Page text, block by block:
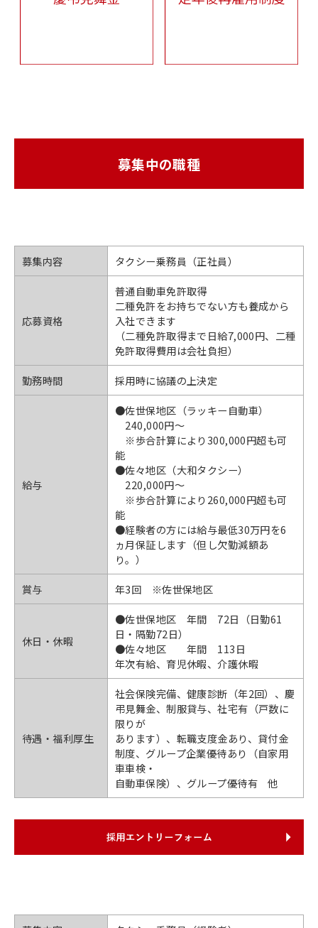
募集中の職種
募集内容 タクシー乗務員（正社員）
応募資格
普通自動車免許取得
二種免許をお持ちでない方も養成から
入社できます
（二種免許取得まで日給7,000円、二種
免許取得費用は会社負担）
勤務時間
採用時に協議の上決定
給与
●佐世保地区（ラッキー自動車）
240,000円〜
※歩合計算により300,000円超も可
能
●佐々地区（大和タクシー）
220,000円〜
※歩合計算により260,000円超も可
能
●経験者の方には給与最低30万円を6
ヵ月保証します（但し欠勤減額あ
り。）
賞与
年3回 ※佐世保地区
休日・休暇
●佐世保地区 年間 72日（日勤61
日・隔勤72日）
●佐々地区 年間 113日
年次有給、育児休暇、介護休暇
待遇・福利厚生
社会保険完備、健康診断（年2回）、慶
弔見舞金、制服貸与、社宅有（戸数に
限りが
あります）、転職支度金あり、貸付金
制度、グループ企業優待あり（自家用
車車検・
自動車保険）、グループ優待有 他